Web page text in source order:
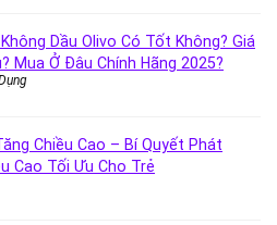
Dầu Olivo Có Tốt Không? Giá
Mua Ở Đâu Chính Hãng 2025?
Chiều Cao – Bí Quyết Phát
Cao Tối Ưu Cho Trẻ